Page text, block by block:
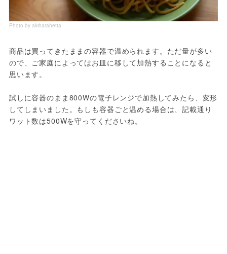
Photo by akiharahetta
商品は買ってきたままの容器で温められます。ただ量が多い
ので、ご家庭によってはお皿に移して加熱することになると
思います。
試しに容器のまま800Wの電子レンジで加熱してみたら、変形
してしまいました。もしも容器ごと温める場合は、記載通り
ワット数は500Wを守ってくださいね。